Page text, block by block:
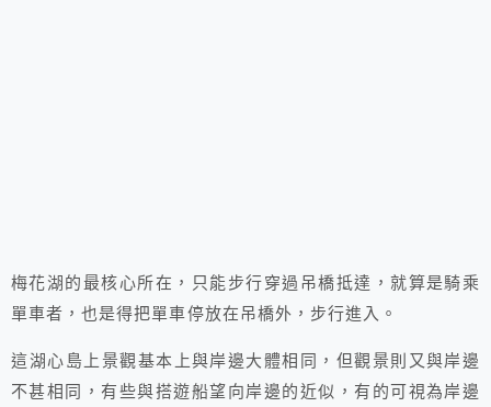
梅花湖的最核心所在，只能步行穿過吊橋抵達，就算是騎乘
單車者，也是得把單車停放在吊橋外，步行進入。
這湖心島上景觀基本上與岸邊大體相同，但觀景則又與岸邊
不甚相同，有些與搭遊船望向岸邊的近似，有的可視為岸邊